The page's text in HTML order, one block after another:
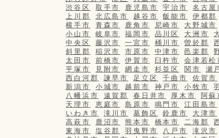
渋谷区
取手市 鹿児島市 宇治市 名古屋
上川郡
北広島市 越谷市 飯能市 伊都郡
横手市
青森市 鹿角市 尼崎市 大野城市
小山市
岐阜市 福岡市 品川区 大洲市
中央区
藤沢市 一宮市 桶川市 曽於郡
斜里郡
稲沢市 市原市 中津市 邑楽郡
太田市
前橋市 伊賀市 臼杵市 会津若松
平塚市
見附市 網走市 杉並区 関市 瀬
西白河郡
諫早市 足立区 千曲市 佐賀市
新潟市
小城市 越前市 神戸市 小牧市
八幡浜市
遠賀郡 春日井市 厚木市 阿蘇
天理市
恵庭市 島原市 鳴門市 江田島市
いわき市
滝川市 葛飾区 鈴鹿市 大津市
高萩市
鹿沼市 熊本市 橋本市 二海郡
東海市
塩谷郡 羽曳野市 八戸市 滝沢市